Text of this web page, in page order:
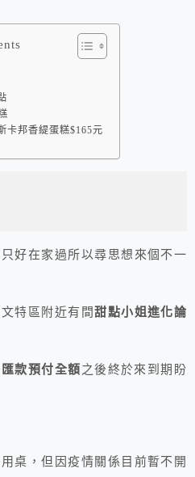
卡邦香緹蛋糕$165元
好在家過所以尋思想來個不一
特區附近有間甜點小姐進化論
款預付全額之後終於來到期盼
桌，但因疫情關係目前暫不開